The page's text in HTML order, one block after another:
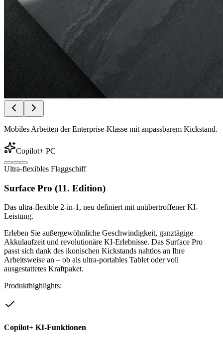
Mobiles Arbeiten der Enterprise-Klasse mit anpassbarem Kickstand.
Copilot+ PC
Ultra-flexibles Flaggschiff
Surface Pro (11. Edition)
Das ultra-flexible 2-in-1, neu definiert mit unübertroffener KI-
Leistung.
Erleben Sie außergewöhnliche Geschwindigkeit, ganztägige
Akkulaufzeit und revolutionäre KI-Erlebnisse. Das Surface Pro
passt sich dank des ikonischen Kickstands nahtlos an Ihre
Arbeitsweise an – ob als ultra-portables Tablet oder voll
ausgestattetes Kraftpaket.
Produkthighlights:
Copilot+ KI-Funktionen